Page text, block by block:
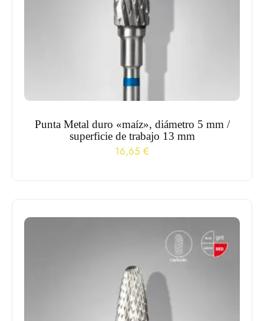
Punta Metal duro «maíz», diámetro 5 mm /
superficie de trabajo 13 mm
16,65 €